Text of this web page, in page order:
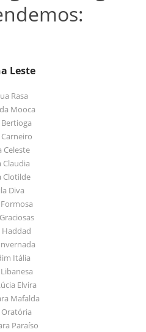
Leste
Rasa
Mooca
Celeste
Claudia
Clotilde
Diva
Haddad
Itália
Elvira
Mafalda
Oratória
Paraíso